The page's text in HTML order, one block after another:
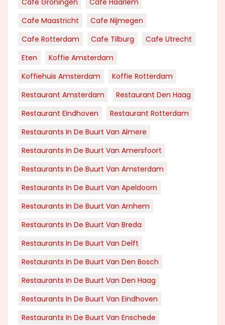
Cafe Maastricht
Cafe Nijmegen
Cafe Rotterdam
Cafe Tilburg
Cafe Utrecht
Eten
Koffie Amsterdam
Koffiehuis Amsterdam
Koffie Rotterdam
Restaurant Amsterdam
Restaurant Den Haag
Restaurant Eindhoven
Restaurant Rotterdam
Restaurants In De Buurt Van Almere
Restaurants In De Buurt Van Amersfoort
Restaurants In De Buurt Van Amsterdam
Restaurants In De Buurt Van Apeldoorn
Restaurants In De Buurt Van Arnhem
Restaurants In De Buurt Van Breda
Restaurants In De Buurt Van Delft
Restaurants In De Buurt Van Den Bosch
Restaurants In De Buurt Van Den Haag
Restaurants In De Buurt Van Eindhoven
Restaurants In De Buurt Van Enschede